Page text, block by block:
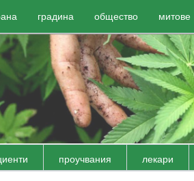
градина общество митове
проучвания лекари